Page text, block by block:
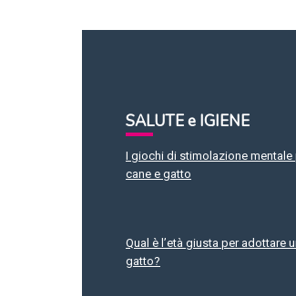
SALUTE e IGIENE
I giochi di stimolazione mentale
cane e gatto
Qual è l’età giusta per adottare
gatto?